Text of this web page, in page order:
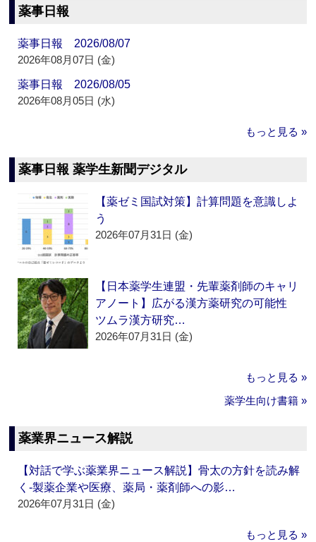
薬事日報
薬事日報 2026/08/07
2026年08月07日 (金)
薬事日報 2026/08/05
2026年08月05日 (水)
もっと見る »
薬事日報 薬学生新聞デジタル
【薬ゼミ国試対策】計算問題を意識しよ
う
2026年07月31日 (金)
【日本薬学生連盟・先輩薬剤師のキャリ
アノート】広がる漢方薬研究の可能性
ツムラ漢方研究…
2026年07月31日 (金)
もっと見る »
薬学生向け書籍 »
薬業界ニュース解説
【対話で学ぶ薬業界ニュース解説】骨太の方針を読み解
く‐製薬企業や医療、薬局・薬剤師への影…
2026年07月31日 (金)
もっと見る »